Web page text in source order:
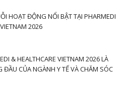
HOẠT ĐỘNG NỔI BẬT TẠI PHARMEDI
2026
& HEALTHCARE VIETNAM 2026 LÀ
ĐẦU CỦA NGÀNH Y TẾ VÀ CHĂM SÓC